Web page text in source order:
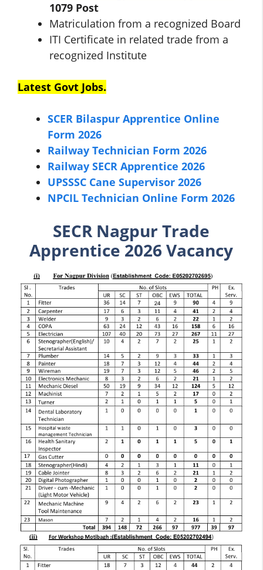
1079 Post
Matriculation from a recognized Board
ITI Certificate in related trade from a
recognized Institute
Latest Govt Jobs.
SCER Bilaspur Apprentice Online
Form 2026
Railway Technician Form 2026
Railway SECR Apprentice 2026
UPSSSC Cane Supervisor 2026
NPCIL Technician Online Form 2026
SECR Nagpur Trade
Apprentice 2026 Vacancy